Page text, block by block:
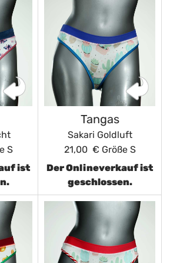
S
ist
Tangas
Sakari Goldluft
21,00 € Größe S
Der Onlineverkauf ist
geschlossen.